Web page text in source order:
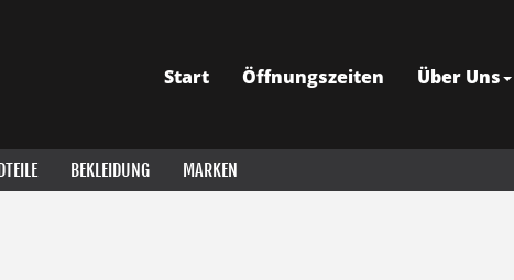
Start Öffnungszeiten Über Uns
BEKLEIDUNG MARKEN